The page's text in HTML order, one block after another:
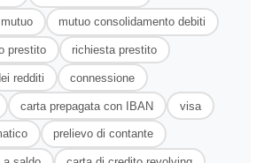
mutuo consolidamento debiti
prestito richiesta prestito
redditi connessione
carta prepagata con IBAN visa
prelievo di contante